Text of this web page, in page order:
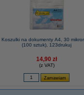
Koszulki na dokumenty A4, 30
(100 sztuk), 123drukuj
14,90 zł
(z VAT)